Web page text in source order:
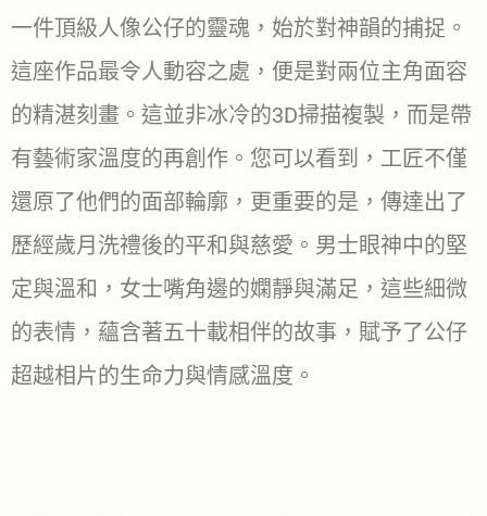
一件頂級人像公仔的靈魂，始於對神韻的捕捉。
這座作品最令人動容之處，便是對兩位主角面容
的精湛刻畫。這並非冰冷的3D掃描複製，而是帶
有藝術家溫度的再創作。您可以看到，工匠不僅
還原了他們的面部輪廓，更重要的是，傳達出了
歷經歲月洗禮後的平和與慈愛。男士眼神中的堅
定與溫和，女士嘴角邊的嫻靜與滿足，這些細微
的表情，蘊含著五十載相伴的故事，賦予了公仔
超越相片的生命力與情感溫度。